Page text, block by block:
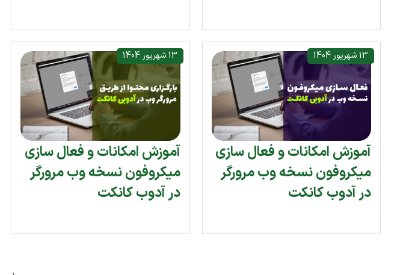
13 شهریور 1404
آموزش امکانات و فعال سازی
میکروفون نسخه وب مرورگر
در آدوب کانکت
13 شهریور 1404
آموزش امکانات و فعال سازی
میکروفون نسخه وب مرورگر
در آدوب کانکت